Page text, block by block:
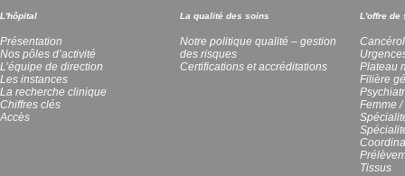
L'hôpital
Présentation
Nos pôles d’activité
L’équipe de direction
Les instances
La recherche clinique
Chiffres clés
Accès
La qualité des soins
Notre politique qualité – gestion
des risques
Certifications et accréditations
L'offre de
Plateau
Filière
Femme /
Tissus